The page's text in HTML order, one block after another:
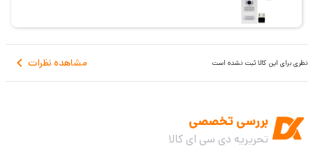
قابلیت ارتباط داخلی با واحد نگهبانی و برعکس
مشاهده نظرات نظری برای این کالا ثبت نشده است
بررسی تخصصی
تحریریه دی سی ای کالا